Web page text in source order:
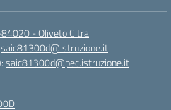
- Oliveto Citra
saic81300d@istruzione.it
saic81300d@pec.istruzione.it